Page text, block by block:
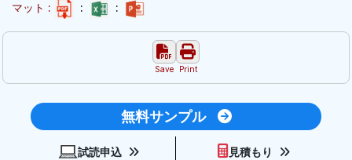
マット :
: :
Save Print
無料サンプル
試読申込 見積もり